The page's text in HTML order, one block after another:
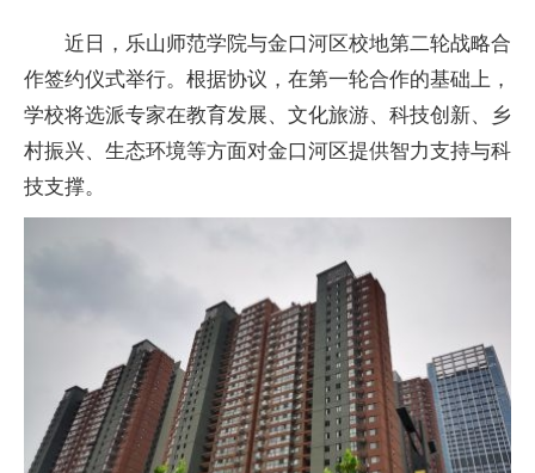
近 日，乐山师范学院与金口河区校地第二轮战略合
作签约仪式举行。根据协议，在第一轮合作的基础上，
学校将选派专家在教育发展、文化旅游、科技创新、乡
村振兴、生态环境等方面对金口河区提供智力支持与科
技支撑。